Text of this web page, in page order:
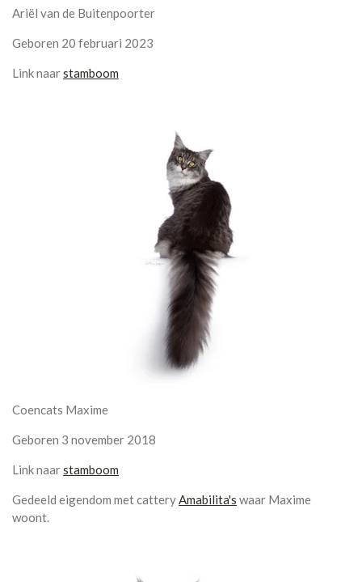
Ariël van de Buitenpoorter
Geboren 20 februari 2023
Link naarstamboom
Coencats Maxime
Geboren 3 november 2018
Link naarstamboom
Gedeeld eigendom met catteryAmabilita's waar Maxime
woont.